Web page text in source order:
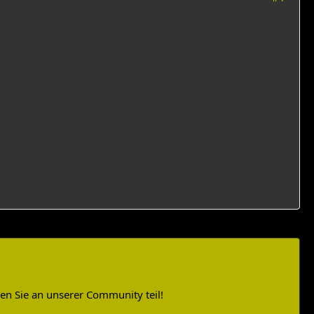
Sie an unserer Community teil!